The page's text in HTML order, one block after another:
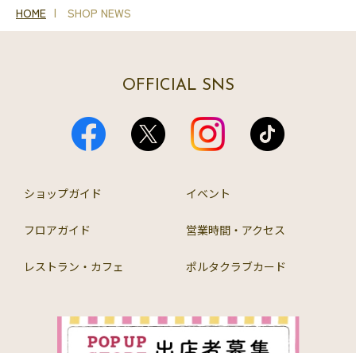
HOME SHOP NEWS
OFFICIAL SNS
ショップガイド イベント
フロアガイド 営業時間・アクセス
レストラン・カフェ ポルタクラブカード